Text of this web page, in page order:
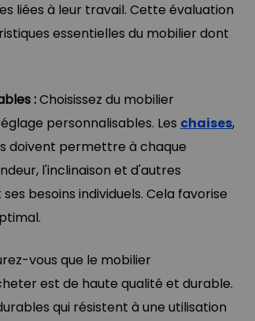
liées à leur travail. Cette évaluation
essentielles du mobilier dont
:Choisissez du mobilier
personnalisables. Les chaises,
doivent permettre à chaque
l'inclinaison et d'autres
besoins individuels. Cela favorise
vous que le mobilier
est de haute qualité et durable.
qui résistent à une utilisation